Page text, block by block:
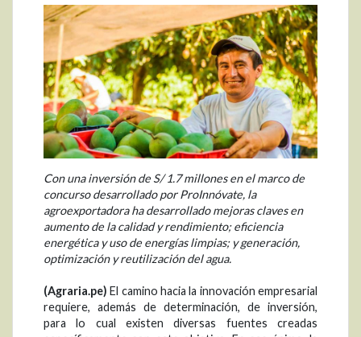
Con una inversión de S/ 1.7 millones en el marco de
concurso desarrollado por ProInnóvate, la
agroexportadora ha desarrollado mejoras claves en
aumento de la calidad y rendimiento; eficiencia
energética y uso de energías limpias; y generación,
optimización y reutilización del agua.
(Agraria.pe) El camino hacia la innovación empresarial
requiere, además de determinación, de inversión,
para lo cual existen diversas fuentes creadas